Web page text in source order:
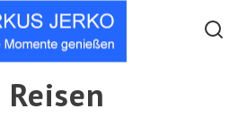
Search
Reisen